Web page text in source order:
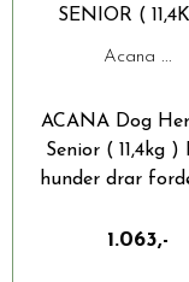
SENIOR (
Acana ...
ACANA Dog
Senior ( 11,4kg )
hunder drar
1.063,-